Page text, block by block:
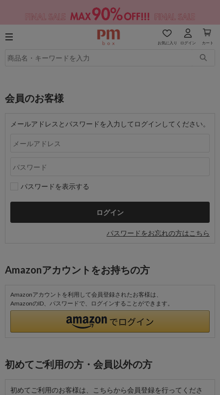
お気に入り ログイン カート
会員のお客様
メールアドレスとパスワードを入力してログインしてください。
パスワードを表示する
パスワードをお忘れの方はこちら
Amazonアカウントをお持ちの方
Amazonアカウントを利用して会員登録されたお客様は、
AmazonのID、パスワードで、ログインすることができます。
初めてご利用の方・会員以外の方
初めてご利用のお客様は、こちらから会員登録を行ってくださ